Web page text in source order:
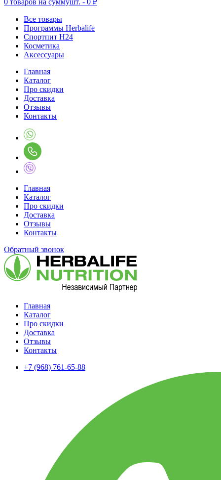
0 товаров на суммушт. - 0 ₽
Все товары
Программы Herbalife
Спортпит H24
Косметика
Аксессуары
Главная
Каталог
Про скидки
Доставка
Отзывы
Контакты
Главная
Каталог
Про скидки
Доставка
Отзывы
Контакты
Обратный звонок
Главная
Каталог
Про скидки
Доставка
Отзывы
Контакты
+7 (968) 761-65-88